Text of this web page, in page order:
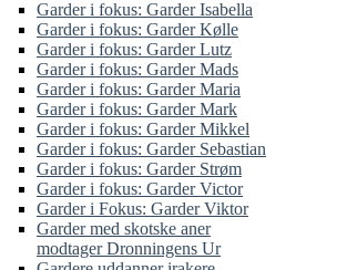
Garder i fokus: Garder Isabella
Garder i fokus: Garder Kølle
Garder i fokus: Garder Lutz
Garder i fokus: Garder Mads
Garder i fokus: Garder Maria
Garder i fokus: Garder Mark
Garder i fokus: Garder Mikkel
Garder i fokus: Garder Sebastian
Garder i fokus: Garder Strøm
Garder i fokus: Garder Victor
Garder i Fokus: Garder Viktor
Garder med skotske aner
modtager Dronningens Ur